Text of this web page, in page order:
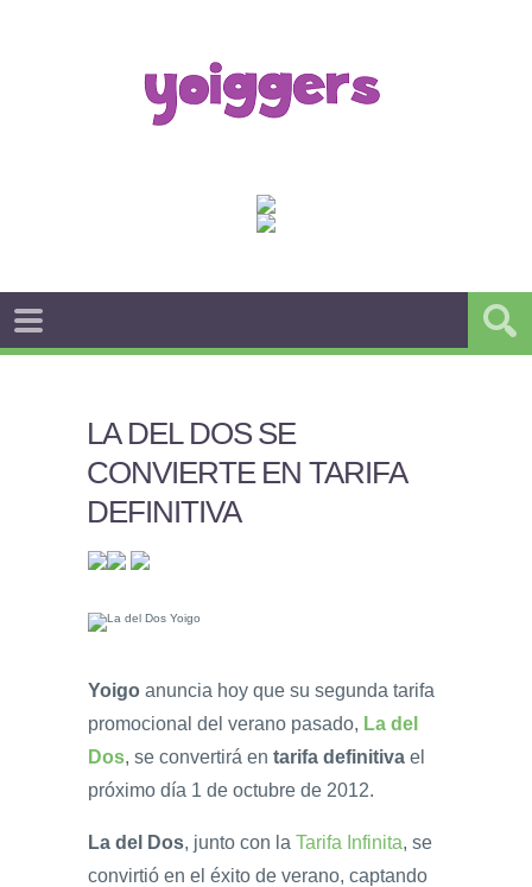
LA DEL DOS SE
CONVIERTE EN TARIFA
DEFINITIVA
Yoigo anuncia hoy que su segunda tarifa
promocional del verano pasado, La del
Dos, se convertirá en tarifa definitiva el
próximo día 1 de octubre de 2012.
La del Dos, junto con la Tarifa Infinita, se
convirtió en el éxito de verano, captando